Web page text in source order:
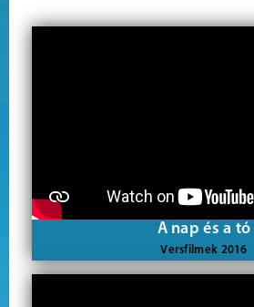
A nap és a tó
Versfilmek 2016